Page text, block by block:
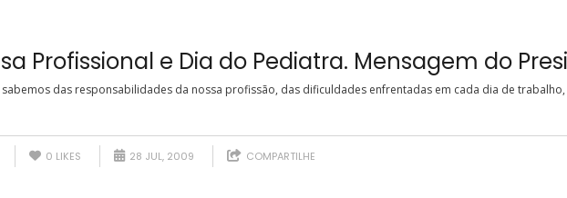
Profissional e Dia do Pediatra. Mensagem do
das responsabilidades da nossa profissão, das dificuldades enfrentadas em cada dia de
0 LIKES 28 JUL, 2009 COMPARTILHE